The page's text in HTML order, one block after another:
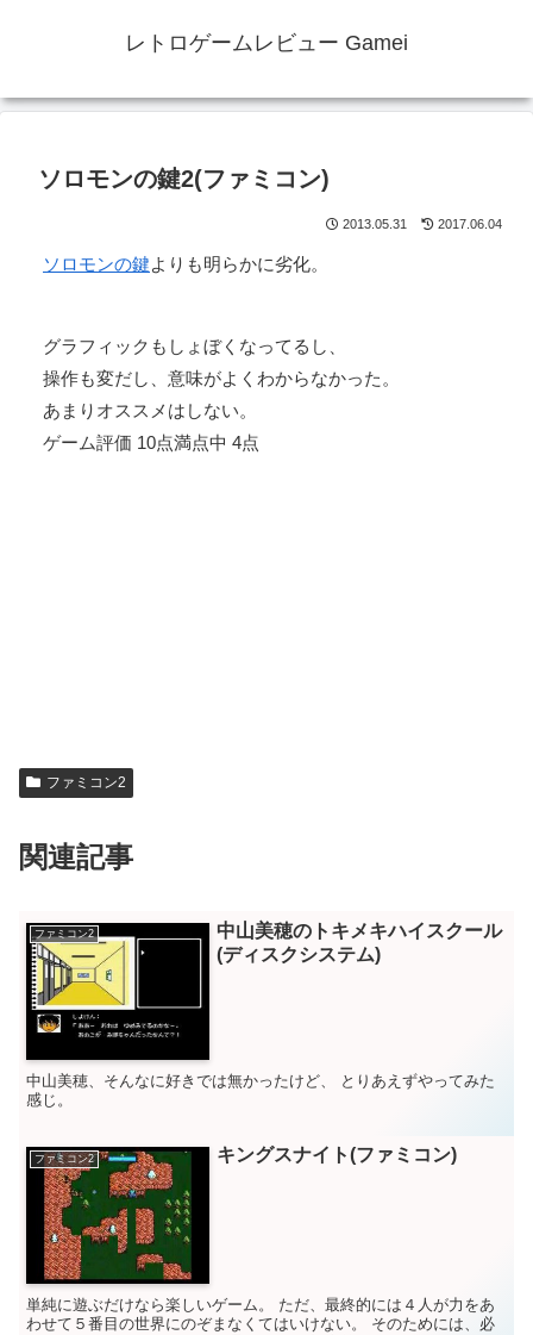
レトロゲームレビュー Gamei
ソロモンの鍵2(ファミコン)
2013.05.31 2017.06.04
ソロモンの鍵よりも明らかに劣化。
グラフィックもしょぼくなってるし、
操作も変だし、意味がよくわからなかった。
あまりオススメはしない。
ゲーム評価 10点満点中 4点
ファミコン2
関連記事
ファミコン2
中山美穂のトキメキハイスクール
(ディスクシステム)
中山美穂、そんなに好きでは無かったけど、 とりあえずやってみた
感じ。
ファミコン2 キングスナイト(ファミコン)
単純に遊ぶだけなら楽しいゲーム。 ただ、最終的には４人が力をあ
わせて５番目の世界にのぞまなくてはいけない。 そのためには、必